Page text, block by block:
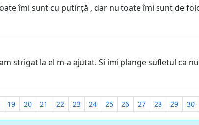
îmi sunt cu putință , dar nu toate îmi sunt de
strigat la el m-a ajutat. Si imi plange sufletul ca
19 20 21 22 23 24 25 26 27 28 29 30